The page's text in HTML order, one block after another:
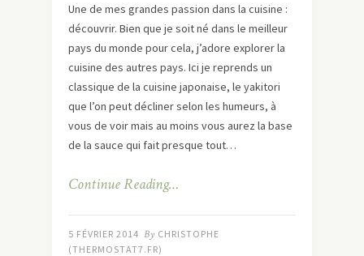
Une de mes grandes passion dans la cuisine :
découvrir. Bien que je soit né dans le meilleur
pays du monde pour cela, j’adore explorer la
cuisine des autres pays. Ici je reprends un
classique de la cuisine japonaise, le yakitori
que l’on peut décliner selon les humeurs, à
vous de voir mais au moins vous aurez la base
de la sauce qui fait presque tout…
Continue Reading…
5 FÉVRIER 2014 By CHRISTOPHE
(THERMOSTAT7.FR)